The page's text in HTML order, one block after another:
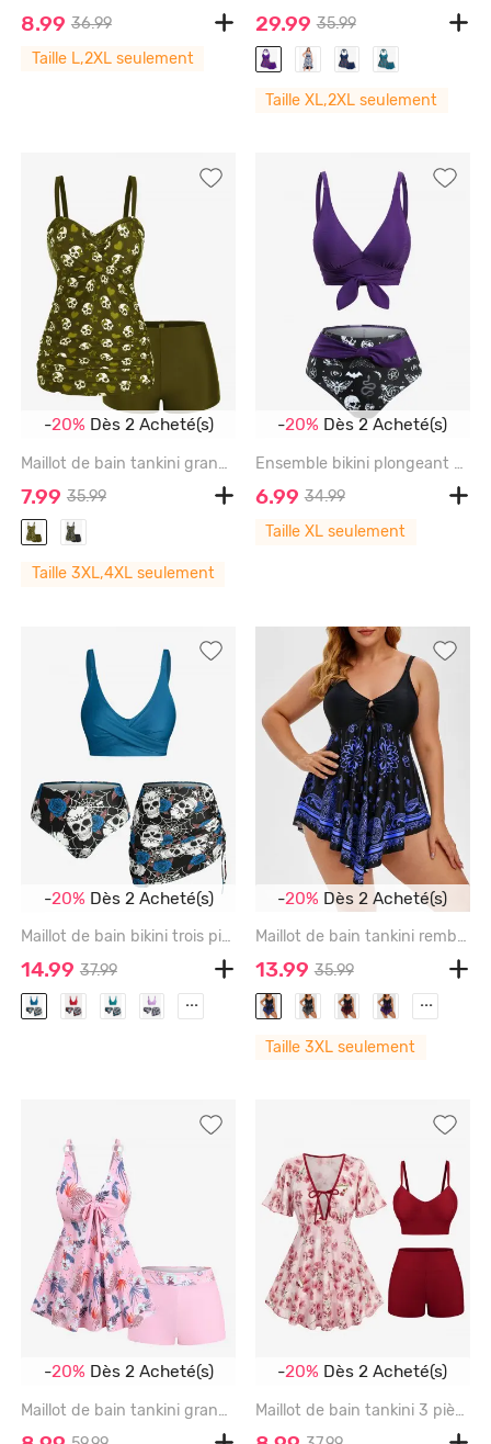
8.99 36.99
Taille L,2XL seulement
29.99 35.99
Taille XL,2XL seulement
-20% Dès 2 Acheté(s)
Maillot de bain tankini grande taille à imprimé tête de mort, nœud papillon, cœur et étoiles, coupe shorty - SEA TURTLE GREEN - 4X | US 26-28
7.99 35.99
Taille 3XL,4XL seulement
-20% Dès 2 Acheté(s)
Ensemble bikini plongeant grande taille à imprimé tête de mort, papillon, chauve-souris, serpent et fleurs, avec nœud papillon - PURPLE - 1X | US 14-16
6.99 34.99
Taille XL seulement
-20% Dès 2 Acheté(s)
Maillot de bain bikini trois pièces croisé à imprimé tête de mort et rose, grandes tailles et formes généreuses. - MIDNIGHT BLUE - 4X
14.99 37.99
...
-20% Dès 2 Acheté(s)
Maillot de bain tankini rembourré à motif cachemire, grande taille et coupe flatteuse - SKY BLUE - 3X
13.99 35.99
...
Taille 3XL seulement
-20% Dès 2 Acheté(s)
Maillot de bain tankini grande taille à imprimé floral tropical et hibiscus, style hawaïen, jambes courtes (bretelles réglables) - LIGHT PINK - 2X | US 18-20
-20% Dès 2 Acheté(s)
Maillot de bain tankini 3 pièces imprimé fleurs de pêcher ombré, décolleté plongeant et nœud papillon. - DEEP RED - M | US 10